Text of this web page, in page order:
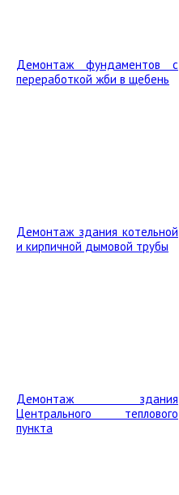
Демонтаж фундаментов с
переработкой жби в щебень
Демонтаж здания котельной
и кирпичной дымовой трубы
Демонтаж здания
Центрального теплового
пункта